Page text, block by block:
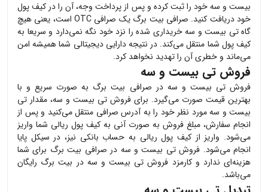
بیست و سهخود را ثبت کرده و پس از پرداخت وجه، آن را در کیف پول
خود دریافت کنید. صرافی بیت برگ یک صرافی OTC است، یعنی هیچ
گاهتی بیست و سه خریداری شده را نزد خود نگه نمی‌دارد و سریعا به
کیف پول شما منتقل می‌کند. در نتیجه دارایی دیجیتالی شما همیشه امن
می‌ماند و خطری آن را تهدید نخواهد کرد.
فروش تی بیست و سه
فروشتی بیست و سه در صرافی بیت برگ به صورت سریع و با
بهترین قیمت صورت می‌گیرد. برای فروش تی بیست و سه، مقدار تی
بیست و سهمورد نظر خود را به آدرس صرافی منتقل می‌کنید و پس از
انجام سفارش، مبلغ فروش به صورت آنی به کیف پول ریالی شما واریز
می‌شود. واریز از کیف پول ریالی به حساب بانکی نیز، در سیکل پایا
انجام می‌شود. فروشتی بیست و سه در صرافی بیت برگ برای شما
هزینه‌ای ندارد و کارمزد فروش تی بیست و سه در بیت برگ رایگان
می‌باشد.